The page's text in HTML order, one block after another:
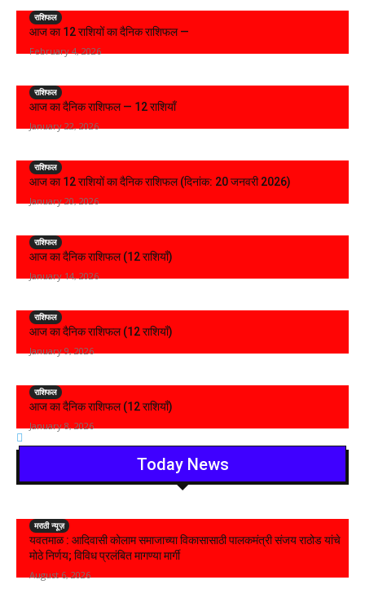
राशिफल
आज का 12 राशियों का दैनिक राशिफल —
February 4, 2026
राशिफल
आज का दैनिक राशिफल — 12 राशियाँ
January 22, 2026
राशिफल
आज का 12 राशियों का दैनिक राशिफल (दिनांक: 20 जनवरी 2026)
January 20, 2026
राशिफल
आज का दैनिक राशिफल (12 राशियाँ)
January 14, 2026
राशिफल
आज का दैनिक राशिफल (12 राशियाँ)
January 9, 2026
राशिफल
आज का दैनिक राशिफल (12 राशियाँ)
January 8, 2026
Today News
मराठी न्यूज़
यवतमाळ : आदिवासी कोलाम समाजाच्या विकासासाठी पालकमंत्री संजय राठोड यांचे
मोठे निर्णय; विविध प्रलंबित मागण्या मार्गी
August 6, 2026